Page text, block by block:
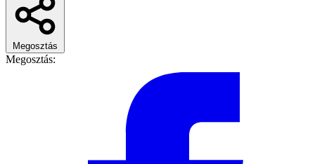
Megosztás
Megosztás: